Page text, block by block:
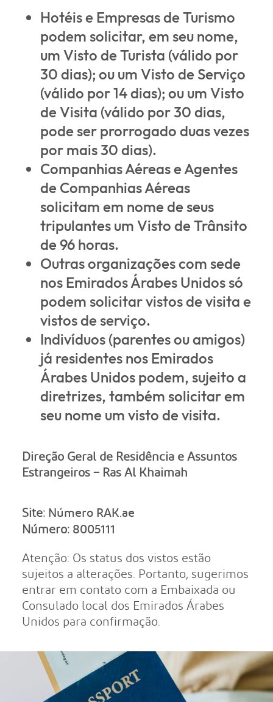
Hotéis e Empresas de Turismo
podem solicitar, em seu nome,
um Visto de Turista (válido por
30 dias); ou um Visto de Serviço
(válido por 14 dias); ou um Visto
de Visita (válido por 30 dias,
pode ser prorrogado duas vezes
por mais 30 dias).
Companhias Aéreas e Agentes
de Companhias Aéreas
solicitam em nome de seus
tripulantes um Visto de Trânsito
de 96 horas.
Outras organizações com sede
nos Emirados Árabes Unidos só
podem solicitar vistos de visita e
vistos de serviço.
Indivíduos (parentes ou amigos)
já residentes nos Emirados
Árabes Unidos podem, sujeito a
diretrizes, também solicitar em
seu nome um visto de visita.
Direção Geral de Residência e Assuntos
Estrangeiros – Ras Al Khaimah
Site:Número RAK.ae
Número:8005111
Atenção: Os status dos vistos estão
sujeitos a alterações. Portanto, sugerimos
entrar em contato com a Embaixada ou
Consulado local dos Emirados Árabes
Unidos para confirmação.